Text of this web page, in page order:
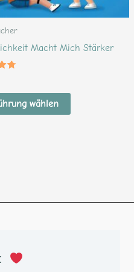
Macht Mich Stärker
wählen
Produktseite
werden